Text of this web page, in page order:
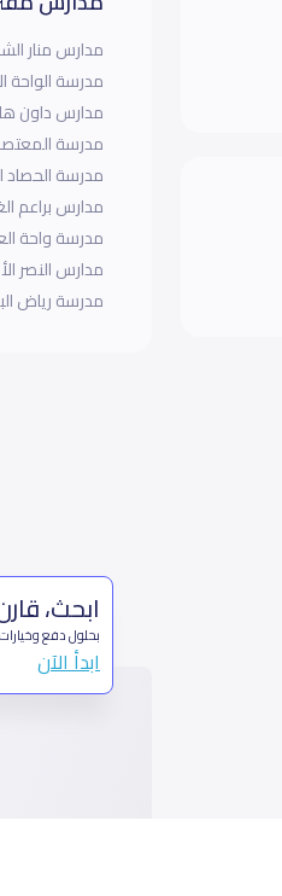
مدارس منار
مدرسة الواحة
مدارس داون
مدرسة
مدرسة الحصاد
مدارس براعم
مدرسة واحة
مدارس النصر
مدرسة رياض
ابحث،
بحلول دفع
ابدأ الآن